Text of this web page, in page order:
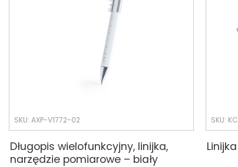
SKU: AXP-V1772-02
Długopis wielofunkcyjny, linijka,
narzędzie pomiarowe – biały
SKU: